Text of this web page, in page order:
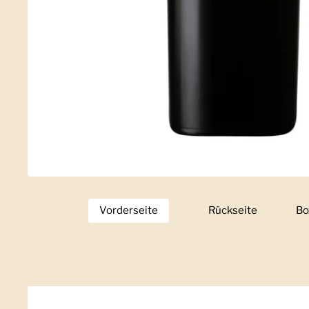
Zeige Folie 1
Vorderseite Zeige Folie 2
Rückseite